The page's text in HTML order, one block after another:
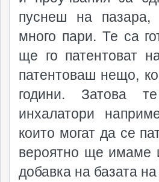
пуснеш на пазара,
много пари. Те са
ще го патентоват
патентоваш нещо,
години. Затова
инхалатори
които могат да се
вероятно ще имаме
добавка на базата